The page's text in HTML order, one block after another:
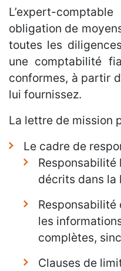
L’expert-
obligation de
toutes les
une comptabilité
conformes, à partir
lui fournissez.
La lettre de mission
Le cadre de
décrits dans la
Responsabilité
les
complètes,
Clauses de